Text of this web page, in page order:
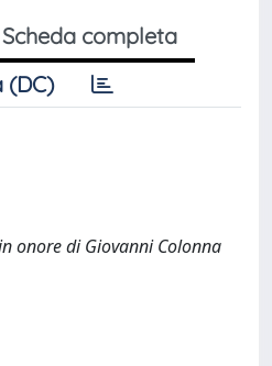
Scheda completa
(DC)
onore di Giovanni Colonna